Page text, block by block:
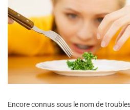
Encore connus sous le nom de